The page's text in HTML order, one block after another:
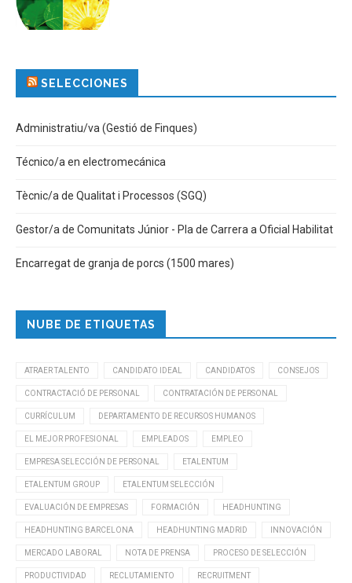
SELECCIONES
Administratiu/va (Gestió de Finques)
Técnico/a en electromecánica
Tècnic/a de Qualitat i Processos (SGQ)
Gestor/a de Comunitats Júnior - Pla de Carrera a Oficial Habilitat
Encarregat de granja de porcs (1500 mares)
NUBE DE ETIQUETAS
ATRAER TALENTO CANDIDATO IDEAL CANDIDATOS CONSEJOS
CONTRACTACIÓ DE PERSONAL CONTRATACIÓN DE PERSONAL
CURRÍCULUM DEPARTAMENTO DE RECURSOS HUMANOS
EL MEJOR PROFESIONAL EMPLEADOS EMPLEO
EMPRESA SELECCIÓN DE PERSONAL ETALENTUM
ETALENTUM GROUP ETALENTUM SELECCIÓN
EVALUACIÓN DE EMPRESAS FORMACIÓN HEADHUNTING
HEADHUNTING BARCELONA HEADHUNTING MADRID INNOVACIÓN
MERCADO LABORAL NOTA DE PRENSA PROCESO DE SELECCIÓN
PRODUCTIVIDAD RECLUTAMIENTO RECRUITMENT